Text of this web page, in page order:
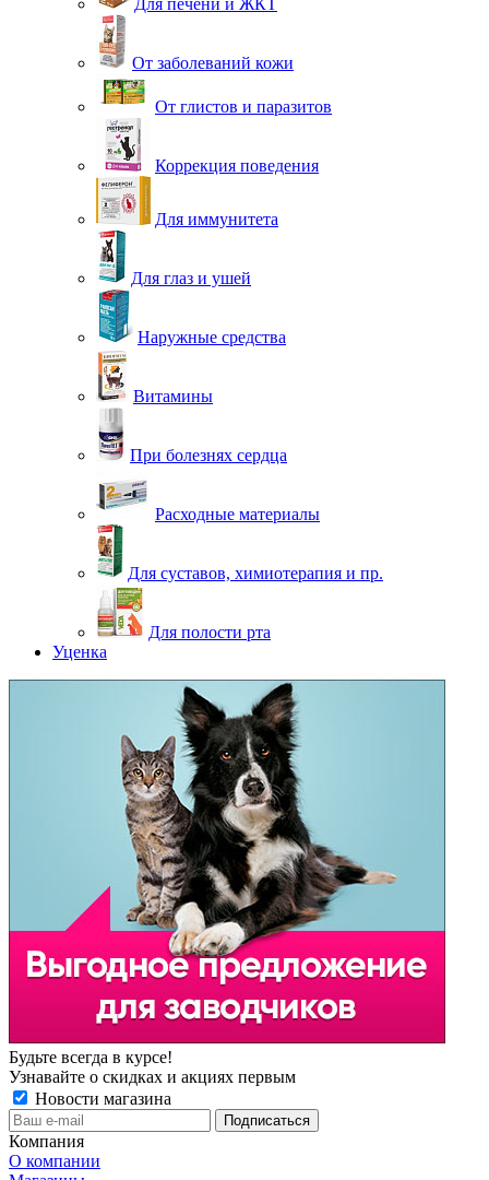
Для печени и ЖКТ
От заболеваний кожи
От глистов и паразитов
Коррекция поведения
Для иммунитета
Для глаз и ушей
Наружные средства
Витамины
При болезнях сердца
Расходные материалы
Для суставов, химиотерапия и пр.
Для полости рта
Уценка
Будьте всегда в курсе!
Узнавайте о скидках и акциях первым
Новости магазина
Компания
О компании